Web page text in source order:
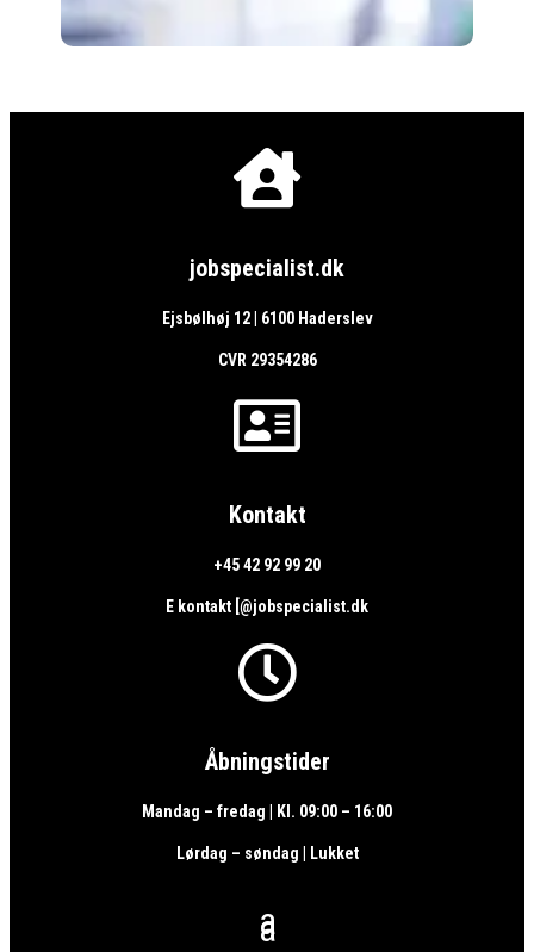

jobspecialist.dk
Ejsbølhøj 12 | 6100 Haderslev
CVR 29354286

Kontakt
+45 42 92 99 20
E kontakt [@jobspecialist.dk

Åbningstider
Mandag – fredag | Kl. 09:00 – 16:00
Lørdag – søndag | Lukket